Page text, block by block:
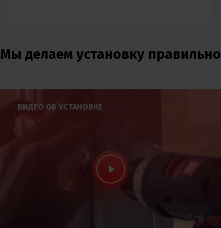
Мы делаем установку правильно
ВИДЕО ОБ УСТАНОВКЕ